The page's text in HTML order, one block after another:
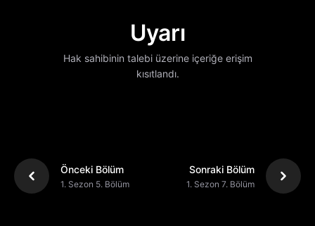
Uyarı
Hak sahibinin talebi üzerine içeriğe erişim
kısıtlandı.
Önceki Bölüm
1. Sezon 5. Bölüm
Sonraki Bölüm
1. Sezon 7. Bölüm